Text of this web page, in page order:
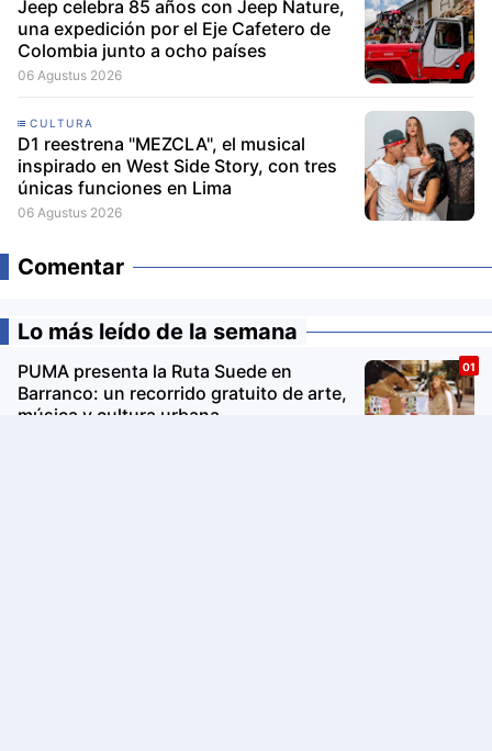
Jeep celebra 85 años con Jeep Nature,
una expedición por el Eje Cafetero de
Colombia junto a ocho países
06 Agustus 2026
CULTURA
D1 reestrena "MEZCLA", el musical
inspirado en West Side Story, con tres
únicas funciones en Lima
06 Agustus 2026
Comentar
Lo más leído de la semana
PUMA presenta la Ruta Suede en
Barranco: un recorrido gratuito de arte,
música y cultura urbana